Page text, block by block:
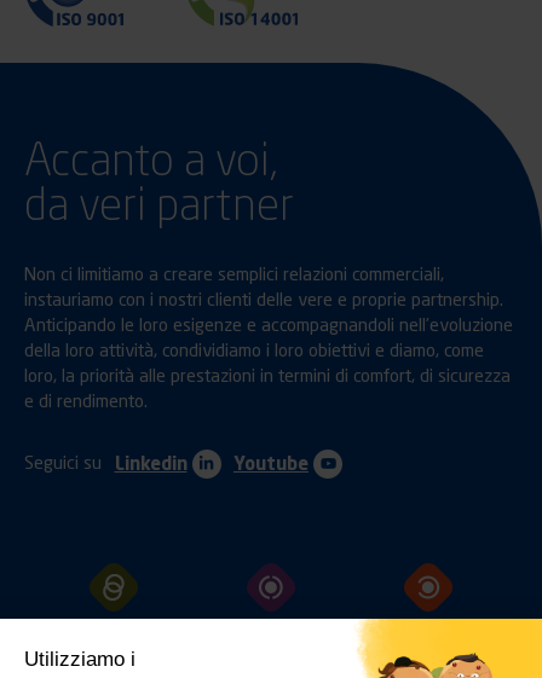
Utilizziamo i
Accanto a voi,
da veri partner
Non ci limitiamo a creare semplici relazioni commerciali,
instauriamo con i nostri clienti delle vere e proprie partnership.
Anticipando le loro esigenze e accompagnandoli nell’evoluzione
della loro attività, condividiamo i loro obiettivi e diamo, come
loro, la priorità alle prestazioni in termini di comfort, di sicurezza
e di rendimento.
Seguici su Linkedin Youtube